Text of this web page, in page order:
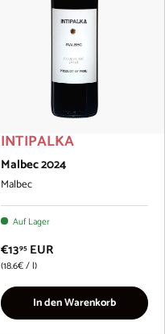
INTIPALKA
Malbec 2024
Malbec
Auf Lager
€1395 EUR
Grundpreis
18.6€/l
In den Warenkorb